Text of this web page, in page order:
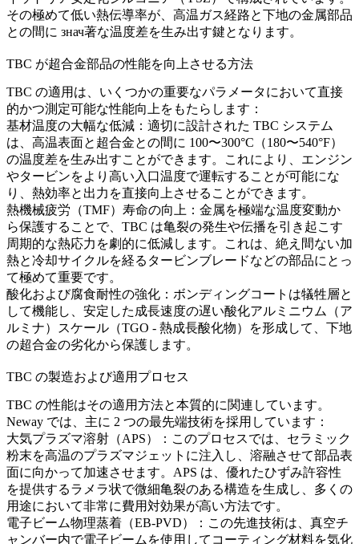
その極めて低い熱伝導率が、高温ガス経路と下地の金属部品
との間に знач著な温度差を生み出す鍵となります。
TBC が超合金部品の性能を向上させる方法
TBC の適用は、いくつかの重要なパラメータにおいて直接
的かつ測定可能な性能向上をもたらします：
基材温度の大幅な低減： 適切に設計された TBC システム
は、高温表面と超合金との間に 100〜300°C（180〜540°F）
の温度差を生み出すことができます。これにより、エンジン
やタービンをより高い入口温度で運転することが可能にな
り、熱効率と出力を直接向上させることができます。
熱機械疲労（TMF）寿命の向上： 金属を極端な温度変動か
ら保護することで、TBC は亀裂の発生や伝播を引き起こす
周期的な熱応力を劇的に低減します。これは、絶え間ない加
熱と冷却サイクルを経るタービンブレードなどの部品にとっ
て極めて重要です。
酸化および腐食耐性の強化： ボンディングコートは犠牲層と
して機能し、安定した成長速度の遅い酸化アルミニウム（ア
ルミナ）スケール（TGO - 熱成長酸化物）を形成して、下地
の超合金の劣化から保護します。
TBC の製造および適用プロセス
TBC の性能はその適用方法と本質的に関連しています。
Neway では、主に 2 つの最先端技術を採用しています：
大気プラズマ溶射（APS）： このプロセスでは、セラミック
粉末を高温のプラズマジェットに注入し、溶融させて部品表
面に向かって加速させます。APS は、優れたひずみ許容性
を提供するラメラ状で微細亀裂のある構造を生成し、多くの
用途において非常に費用対効果が高い方法です。
電子ビーム物理蒸着（EB-PVD）： この先進技術は、真空チ
ャンバー内で電子ビームを使用してコーティング材料を気化